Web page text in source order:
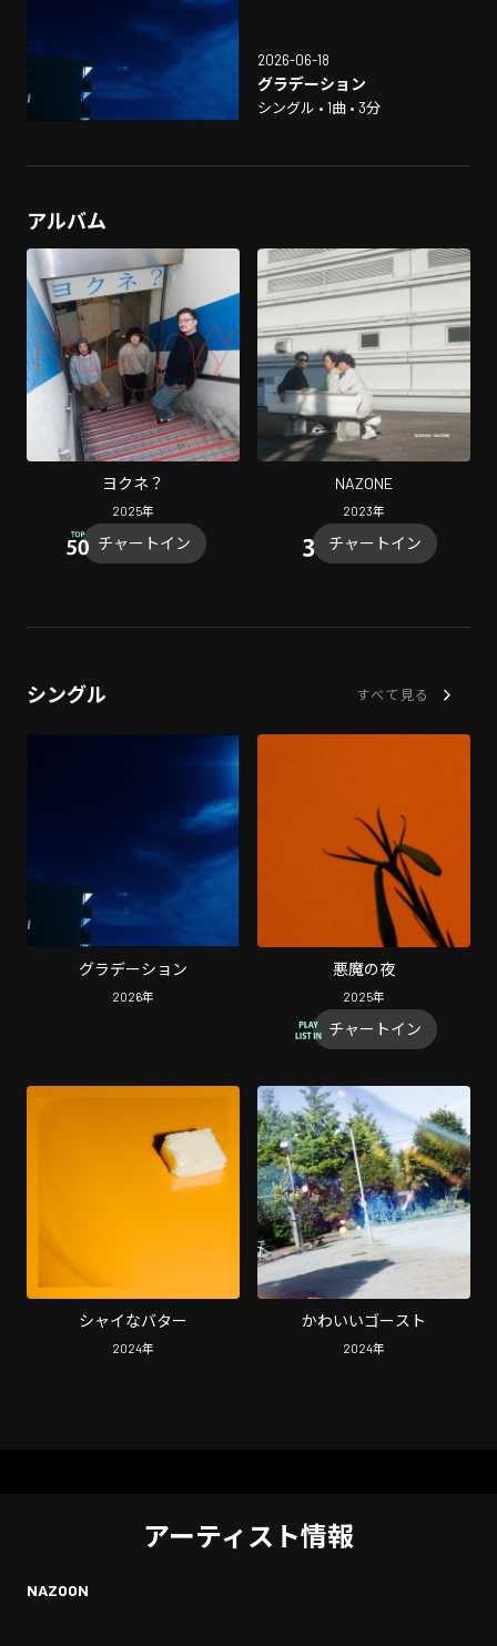
2026-06-18
グラデーション
シングル • 1曲 • 3分
アルバム
ヨクネ？
2025年
チャートイン
NAZONE
2023年
チャートイン
シングル すべて見る
グラデーション
2026年
悪魔の夜
2025年
チャートイン
シャイなバター
2024年
かわいいゴースト
2024年
アーティスト情報
NAZOON